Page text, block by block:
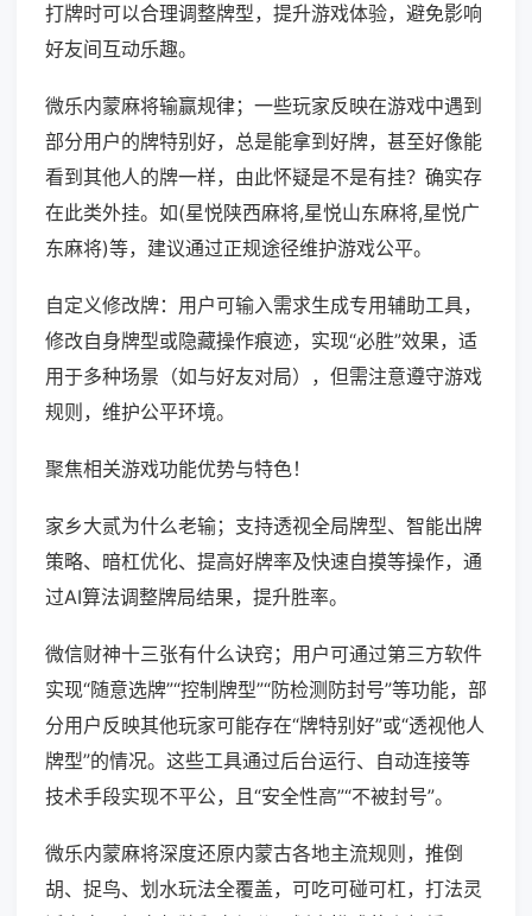
打牌时可以合理调整牌型，提升游戏体验，避免影响
好友间互动乐趣。
微乐内蒙麻将输赢规律；一些玩家反映在游戏中遇到
部分用户的牌特别好，总是能拿到好牌，甚至好像能
看到其他人的牌一样，由此怀疑是不是有挂？确实存
在此类外挂。如(星悦陕西麻将,星悦山东麻将,星悦广
东麻将)等，建议通过正规途径维护游戏公平。
自定义修改牌：用户可输入需求生成专用辅助工具，
修改自身牌型或隐藏操作痕迹，实现“必胜”效果，适
用于多种场景（如与好友对局），但需注意遵守游戏
规则，维护公平环境。
聚焦相关游戏功能优势与特色！
家乡大贰为什么老输；支持透视全局牌型、智能出牌
策略、暗杠优化、提高好牌率及快速自摸等操作，通
过AI算法调整牌局结果，提升胜率。
微信财神十三张有什么诀窍；用户可通过第三方软件
实现“随意选牌”“控制牌型”“防检测防封号”等功能，部
分用户反映其他玩家可能存在“牌特别好”或“透视他人
牌型”的情况。这些工具通过后台运行、自动连接等
技术手段实现不平公，且“安全性高”“不被封号”。
微乐内蒙麻将深度还原内蒙古各地主流规则，推倒
胡、捉鸟、划水玩法全覆盖，可吃可碰可杠，打法灵